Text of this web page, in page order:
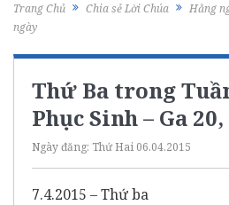
Trang Chủ Chia sẻ Lời Chúa Hằng
ngày
Thứ Ba trong
Phục Sinh – Ga
Ngày đăng: Thứ Hai 06.04.2015
7.4.2015 – Thứ ba